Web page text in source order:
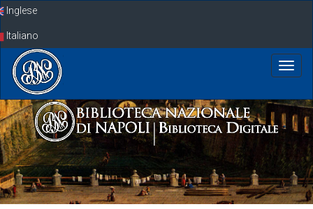
SkipInglese
Italiano